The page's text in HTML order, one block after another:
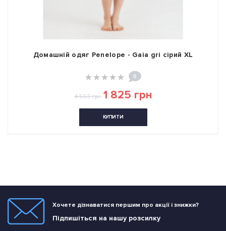
Домашній одяг Penelope - Gaia gri сірий XL
0
4 563 грн 1 825 грн
КУПИТИ
Хочете дізнаватися першим про акції і знижки?
Підпишіться на нашу розсилку